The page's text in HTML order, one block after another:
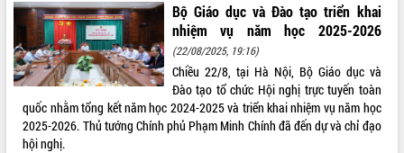
Bộ Giáo dục và Đào tạo triển khai
nhiệm vụ năm học 2025-2026
(22/08/2025, 19:16)
Chiều 22/8, tại Hà Nội, Bộ Giáo dục và
Đào tạo tổ chức Hội nghị trực tuyến toàn
quốc nhằm tổng kết năm học 2024-2025 và triển khai nhiệm vụ năm học
2025-2026. Thủ tướng Chính phủ Phạm Minh Chính đã đến dự và chỉ đạo
hội nghị.